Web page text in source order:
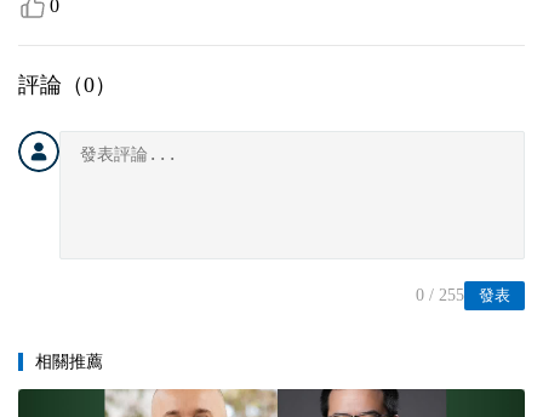
0
評論（0）
發表
0 / 255
相關推薦